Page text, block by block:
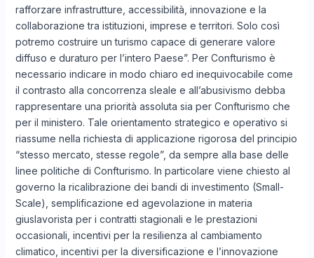
rafforzare infrastrutture, accessibilità, innovazione e la
collaborazione tra istituzioni, imprese e territori. Solo così
potremo costruire un turismo capace di generare valore
diffuso e duraturo per l’intero Paese”. Per Confturismo è
necessario indicare in modo chiaro ed inequivocabile come
il contrasto alla concorrenza sleale e all’abusivismo debba
rappresentare una priorità assoluta sia per Confturismo che
per il ministero. Tale orientamento strategico e operativo si
riassume nella richiesta di applicazione rigorosa del principio
“stesso mercato, stesse regole”, da sempre alla base delle
linee politiche di Confturismo. In particolare viene chiesto al
governo la ricalibrazione dei bandi di investimento (Small-
Scale), semplificazione ed agevolazione in materia
giuslavorista per i contratti stagionali e le prestazioni
occasionali, incentivi per la resilienza al cambiamento
climatico, incentivi per la diversificazione e l’innovazione